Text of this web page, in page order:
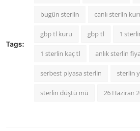
Tags:
bugün sterlin canlı sterlin
gbp tl kuru gbp tl 1
1 sterlin kaç tl anlık sterlin
serbest piyasa sterlin sterlin
sterlin düştü mü 26 Haziran